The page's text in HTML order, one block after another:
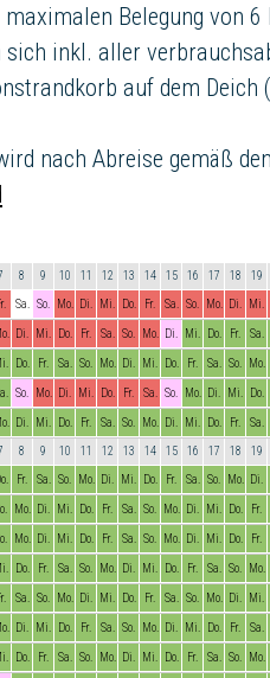
Belegung von 6
sich inkl. aller
auf dem
nach Abreise gemäß
8 9 10 11 12 13 14 15 16 17 18 19
Sa. So. Mo. Di. Mi. Do. Fr. Sa. So. Mo. Di. Mi.
Di. Mi. Do. Fr. Sa. So. Mo. Di. Mi. Do. Fr. Sa.
Do. Fr. Sa. So. Mo. Di. Mi. Do. Fr. Sa. So. Mo.
So. Mo. Di. Mi. Do. Fr. Sa. So. Mo. Di. Mi. Do.
Di. Mi. Do. Fr. Sa. So. Mo. Di. Mi. Do. Fr. Sa.
8 9 10 11 12 13 14 15 16 17 18 19
Fr. Sa. So. Mo. Di. Mi. Do. Fr. Sa. So. Mo. Di.
Mo. Di. Mi. Do. Fr. Sa. So. Mo. Di. Mi. Do. Fr.
Mo. Di. Mi. Do. Fr. Sa. So. Mo. Di. Mi. Do. Fr.
Do. Fr. Sa. So. Mo. Di. Mi. Do. Fr. Sa. So. Mo.
Sa. So. Mo. Di. Mi. Do. Fr. Sa. So. Mo. Di. Mi.
Di. Mi. Do. Fr. Sa. So. Mo. Di. Mi. Do. Fr. Sa.
Do. Fr. Sa. So. Mo. Di. Mi. Do. Fr. Sa. So. Mo.